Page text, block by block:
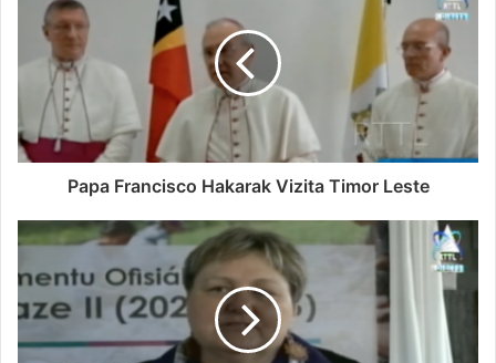
Papa Francisco Hakarak Vizita Timor Leste